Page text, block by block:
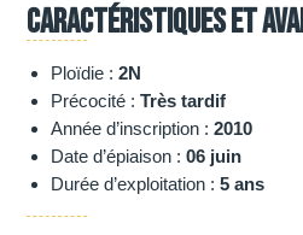
Caractéristiques et
Ploïdie :2N
Précocité :Très tardif
Année d’inscription :2010
Date d’épiaison :06 juin
Durée d’exploitation :5 ans